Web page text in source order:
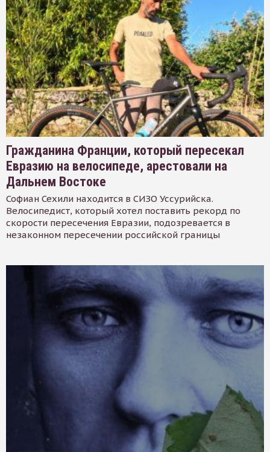
Гражданина Франции, который пересекал
Евразию на велосипеде, арестовали на
Дальнем Востоке
Софиан Сехили находится в СИЗО Уссурийска.
Велосипедист, который хотел поставить рекорд по
скорости пересечения Евразии, подозревается в
незаконном пересечении российской границы